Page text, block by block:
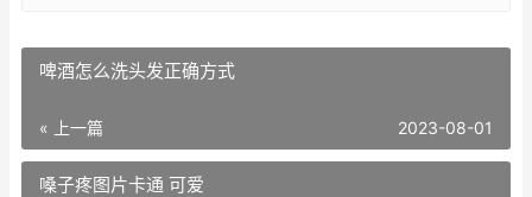
啤酒怎么洗头发正确方式
« 上一篇 2023-08-01
嗓子疼图片卡通 可爱